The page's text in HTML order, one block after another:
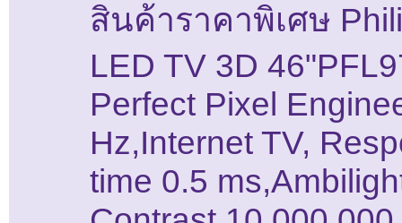
สินค้าราคาพิเศษ
LED TV 3D
Perfect Pixel
Hz,Internet TV,
time 0.5